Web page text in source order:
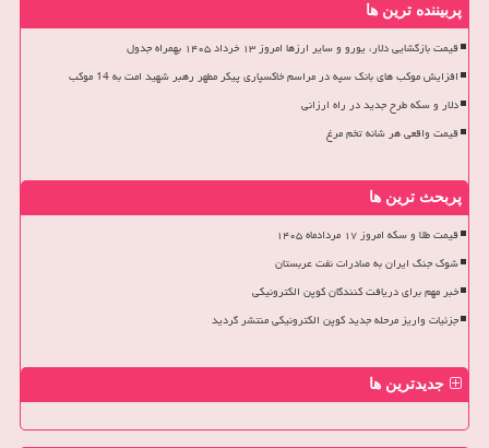
پربیننده ترین ها
قیمت بازگشایی دلار، یورو و سایر ارزها امروز ۱۳ خرداد ۱۴۰۵ بهمراه جدول
افزایش موکب های بانک سپه در مراسم خاکسپاری پیکر مطهر رهبر شهید امت به 14 موکب
دلار و سکه طرح جدید در راه ارزانی
قیمت واقعی هر شانه تخم مرغ
پربحث ترین ها
قیمت طلا و سکه امروز ۱۷ مردادماه ۱۴۰۵
شوک جنگ ایران به صادرات نفت عربستان
خبر مهم برای دریافت کنندگان کوپن الکترونیکی
جزئیات واریز مرحله جدید کوپن الکترونیکی منتشر گردید
جدیدترین ها